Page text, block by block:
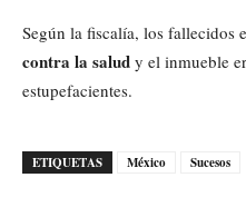
Según la fiscalía, los fallecidos
contra la salud y el inmueble
estupefacientes.
ETIQUETAS México Sucesos